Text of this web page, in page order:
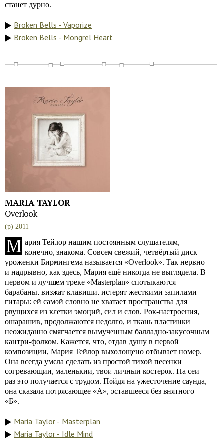
станет дурно.
Broken Bells - Vaporize
Broken Bells - Mongrel Heart
MARIA TAYLOR
Overlook
(p) 2011
М ария Тейлор нашим постоянным слушателям,
конечно, знакома. Совсем свежий, четвёртый диск
уроженки Бирмингема называется «Overlook». Так нервно
и надрывно, как здесь, Мария ещё никогда не выглядела. В
первом и лучшем треке «Masterplan» спотыкаются
барабаны, визжат клавиши, истерят жесткими запилами
гитары: ей самой словно не хватает пространства для
рвущихся из клетки эмоций, сил и слов. Рок-настроения,
ошарашив, продолжаются недолго, и ткань пластинки
неожиданно смягчается вымученным балладно-закусочным
кантри-фолком. Кажется, что, отдав душу в первой
композиции, Мария Тейлор выхолощено отбывает номер.
Она всегда умела сделать из простой тихой песенки
согревающий, маленький, твой личный костерок. На сей
раз это получается с трудом. Пойдя на ужесточение саунда,
она сказала потрясающее «А», оставшееся без внятного
«Б».
Maria Taylor - Masterplan
Maria Taylor - Idle Mind